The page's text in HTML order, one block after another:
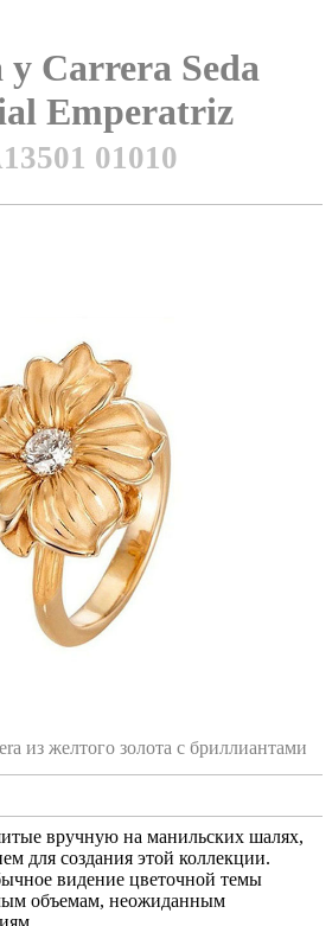
Carrera Seda
Emperatriz
01010
из желтого золота с бриллиантами
вручную на манильских шалях,
для создания этой коллекции.
видение цветочной темы
объемам, неожиданным